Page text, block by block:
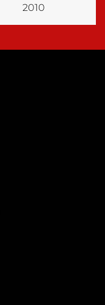
2010